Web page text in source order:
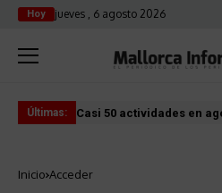
Hoy jueves , 6 agosto 2026
Últimas: Casi 50 actividades en
Inicio Acceder